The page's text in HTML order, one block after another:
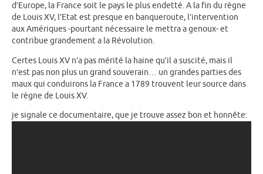
d’Europe, la France soit le pays le plus endetté. A la fin du règne
de Louis XV, l’Etat est presque en banqueroute, l’intervention
aux Amériques -pourtant nécessaire le mettra a genoux- et
contribue grandement a la Révolution.
Certes Louis XV n’a pas mérité la haine qu’il a suscité, mais il
n’est pas non plus un grand souverain… un grandes parties des
maux qui conduirons la France a 1789 trouvent leur source dans
le règne de Louis XV.
je signale ce documentaire, que je trouve assez bon et honnête: